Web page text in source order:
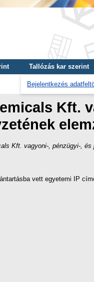
Tallózás kar szerint
Bejelentkezés
Kft.
Kft. vagyoni-, pénzügyi-,
vett egyetemi IP